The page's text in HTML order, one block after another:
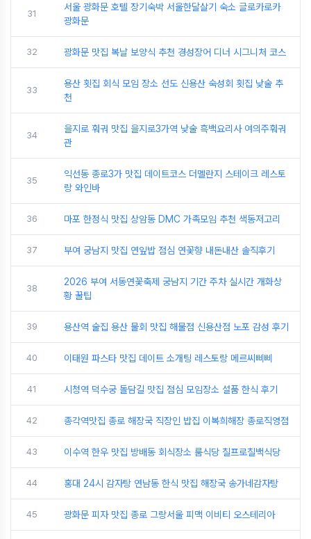
31
서울 광화문 호텔 장기숙박 서울한달살기 숙소 글로카로카
광화문
32 광화문 맛집 복날 보양식 추천 경성장어 디너 시그니처 코스
33
용산 횟집 회식 모임 장소 선도 신용산 숙성회 횟집 낮술 추
천
34
을지로 훠궈 맛집 을지로3가역 낮술 흑백요리사 여의주훠궈
관
35
익선동 종로3가 맛집 데이트코스 더멜란지 스테이크 레스토
랑 와인바
36 마포 한정식 맛집 상암동 DMC 가족모임 추천 색동저고리
37 부여 궁남지 맛집 연잎밥 점심 연꽃향 내돈내산 솔직후기
38
2026 부여 서동연꽃축제 궁남지 기간 주차 실시간 개화상
황 꿀팁
39 용산역 술집 용산 물회 맛집 해물점 신용산점 노포 감성 후기
40 이태원 파스타 맛집 데이트 소개팅 레스토랑 메르씨삐삐
41 시청역 덕수궁 돌담길 맛집 점심 모임장소 설품 한식 후기
42 종각역맛집 종로 해장국 직장인 밥집 이복희해장 종로직영점
43 이수역 한우 맛집 방배동 회식장소 룸식당 칠프로칠백식당
44 홍대 24시 감자탕 연남동 한식 맛집 해장국 송가네감자탕
45 광화문 피자 맛집 종로 그랑서울 피맥 이비티 오스테리아